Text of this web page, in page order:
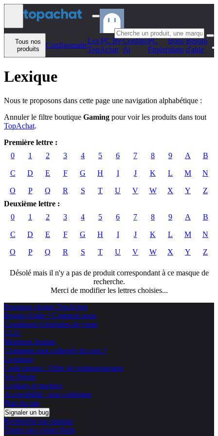
Aller au contenu
Tous nos
produits
Configomatic
Les PC By
TopAchat
Configo
Ai
PC
Finder
Bons
plans
Besoin
d'aide
Lexique
Nous te proposons dans cette page une navigation alphabétique :
Annuler le filtre boutique Gaming pour voir les produits dans tout
TopAchat.
Première lettre :
0
1 2 3 4 5 6 7 8 9 A B
C D E F G H I J K L M N
O P Q R S T U V W X Y
Z
Deuxième lettre :
0
1 2 3 4 5 6 7 8 9 A B
C D E F G H I J K L M N
O P Q R S T U V W X Y Z
Désolé mais il n'y a pas de produit correspondant à ce masque de
recherche.
Merci de modifier les lettres choisies...
Pourquoi choisir TopAchat
Besoin d'aide ? Contacte nous
Conditions Générales de vente
CGU
Mentions légales
Comment sont collectés les avis ?
Livraison
Code promo / Offre de remboursement
Vie Privée
Cookies et trackers
Accessibilité : non conforme
Plan du site
Signaler un bug
Recherche par marque
Toutes nos ventes flash